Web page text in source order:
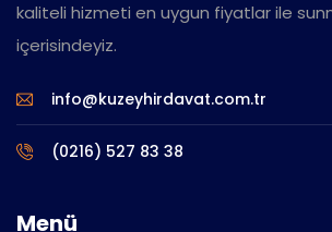
kaliteli hizmeti en uygun fiyatlar ile
içerisindeyiz.
info@kuzeyhirdavat.com.tr
(0216) 527 83 38
Menü